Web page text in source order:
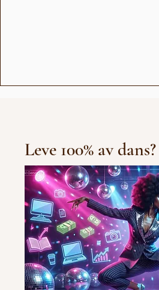
Fresh new set choreo
Leve 100% av dans?